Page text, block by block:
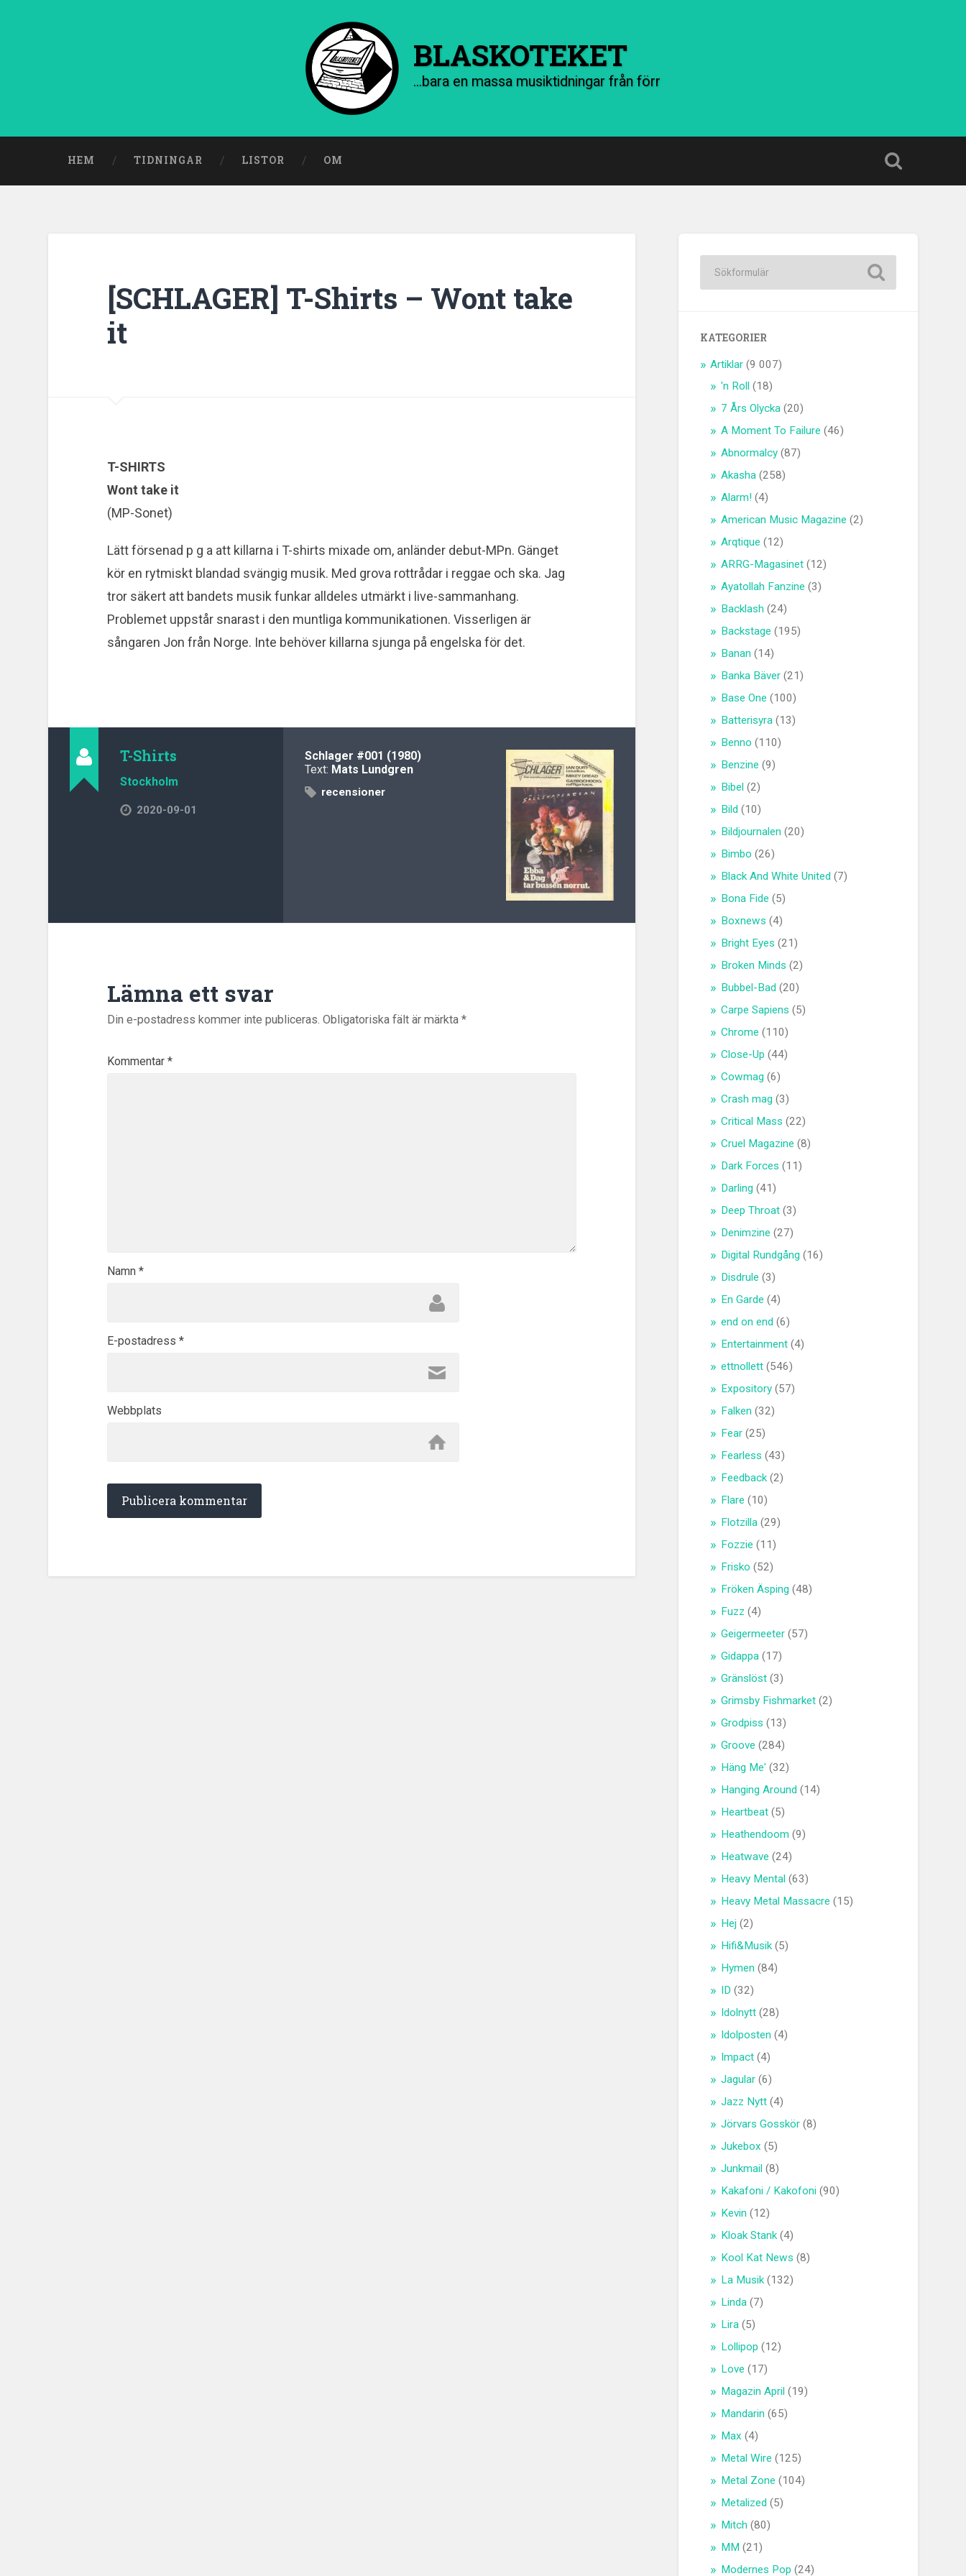
BLASKOTEKET
HEM TIDNINGAR LISTOR OM
[SCHLAGER] T-Shirts – Wont take
it
T-SHIRTS
Wont take it
(MP-Sonet)
Lätt försenad p g a att killarna i T-shirts mixade om, anländer debut-MPn. Gänget
kör en rytmiskt blandad svängig musik. Med grova rottrådar i reggae och ska. Jag
tror säkert att bandets musik funkar alldeles utmärkt i live-sammanhang.
Problemet uppstår snarast i den muntliga kommunikationen. Visserligen är
sångaren Jon från Norge. Inte behöver killarna sjunga på engelska för det.
T-Shirts
Stockholm
2020-09-01
Schlager #001 (1980)
Text: Mats Lundgren
recensioner
Lämna ett svar
Din e-postadress kommer inte publiceras. Obligatoriska fält är märkta *
Kommentar *
Namn *
E-postadress *
Webbplats
KATEGORIER
Artiklar (9 007)
'n Roll (18)
7 Års Olycka (20)
A Moment To Failure (46)
Abnormalcy (87)
Akasha (258)
Alarm! (4)
American Music Magazine (2)
Arqtique (12)
ARRG-Magasinet (12)
Ayatollah Fanzine (3)
Backlash (24)
Backstage (195)
Banan (14)
Banka Bäver (21)
Base One (100)
Batterisyra (13)
Benno (110)
Benzine (9)
Bibel (2)
Bild (10)
Bildjournalen (20)
Bimbo (26)
Black And White United (7)
Bona Fide (5)
Boxnews (4)
Bright Eyes (21)
Broken Minds (2)
Bubbel-Bad (20)
Carpe Sapiens (5)
Chrome (110)
Close-Up (44)
Cowmag (6)
Crash mag (3)
Critical Mass (22)
Cruel Magazine (8)
Dark Forces (11)
Darling (41)
Deep Throat (3)
Denimzine (27)
Digital Rundgång (16)
Disdrule (3)
En Garde (4)
end on end (6)
Entertainment (4)
ettnollett (546)
Expository (57)
Falken (32)
Fear (25)
Fearless (43)
Feedback(2)
Flare (10)
Flotzilla (29)
Fozzie (11)
Frisko (52)
Fröken Äsping (48)
Fuzz (4)
Geigermeeter (57)
Gidappa (17)
Gränslöst (3)
Grimsby Fishmarket (2)
Grodpiss (13)
Groove (284)
Häng Me' (32)
Hanging Around (14)
Heartbeat (5)
Heathendoom (9)
Heatwave (24)
Heavy Mental (63)
Heavy Metal Massacre (15)
Hej (2)
Hifi&Musik(5)
Hymen (84)
ID (32)
Idolnytt (28)
Idolposten (4)
Impact (4)
Jagular (6)
Jazz Nytt (4)
Jörvars Gosskör (8)
Jukebox (5)
Junkmail (8)
Kakafoni / Kakofoni (90)
Kevin (12)
Kloak Stank(4)
Kool Kat News (8)
La Musik(132)
Linda (7)
Lira (5)
Lollipop (12)
Love (17)
Magazin April (19)
Mandarin (65)
Max (4)
Metal Wire (125)
Metal Zone (104)
Metalized (5)
Mitch (80)
MM (21)
Modernes Pop (24)